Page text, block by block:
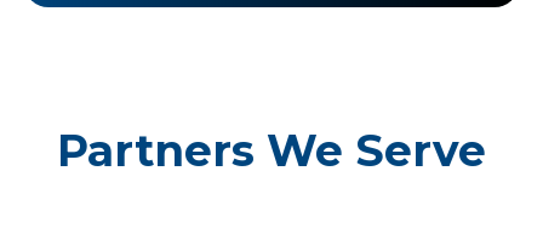
Partners We Serve